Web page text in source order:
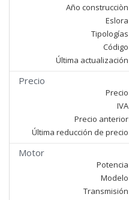
Año construcciòn
Eslora
Tipologías
Código
Última actualización
Precio
Precio
IVA
Precio anterior
Última reducción de precio
Motor
Potencia
Modelo
Transmisión